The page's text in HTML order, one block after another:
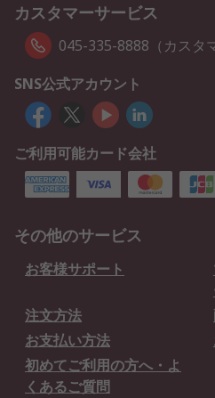
カスタマーサービス
045-335-8888（カスタ
SNS公式アカウント
ご利用可能カード会社
その他のサービス
お客様サポート
注文方法
お支払い方法
初めてご利用の方へ・よ
くあるご質問